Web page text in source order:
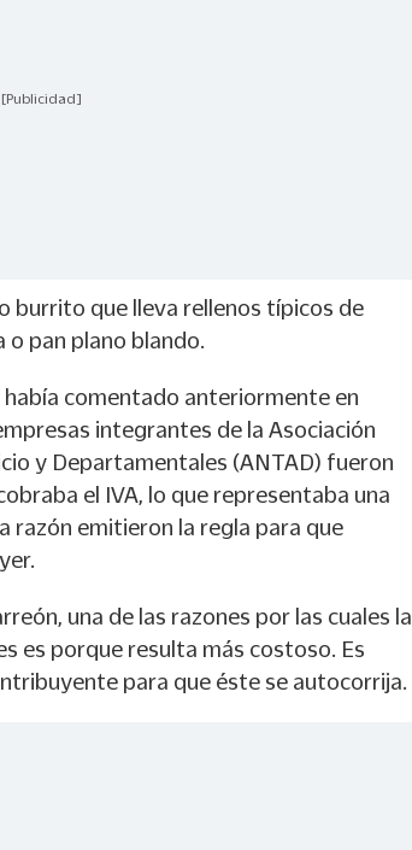
[Publicidad]
burrito que lleva rellenos típicos de
pan plano blando.
había comentado anteriormente en
integrantes de la Asociación
y Departamentales (ANTAD) fueron
el IVA, lo que representaba una
razón emitieron la regla para que
una de las razones por las cuales la
es porque resulta más costoso. Es
para que éste se autocorrija.